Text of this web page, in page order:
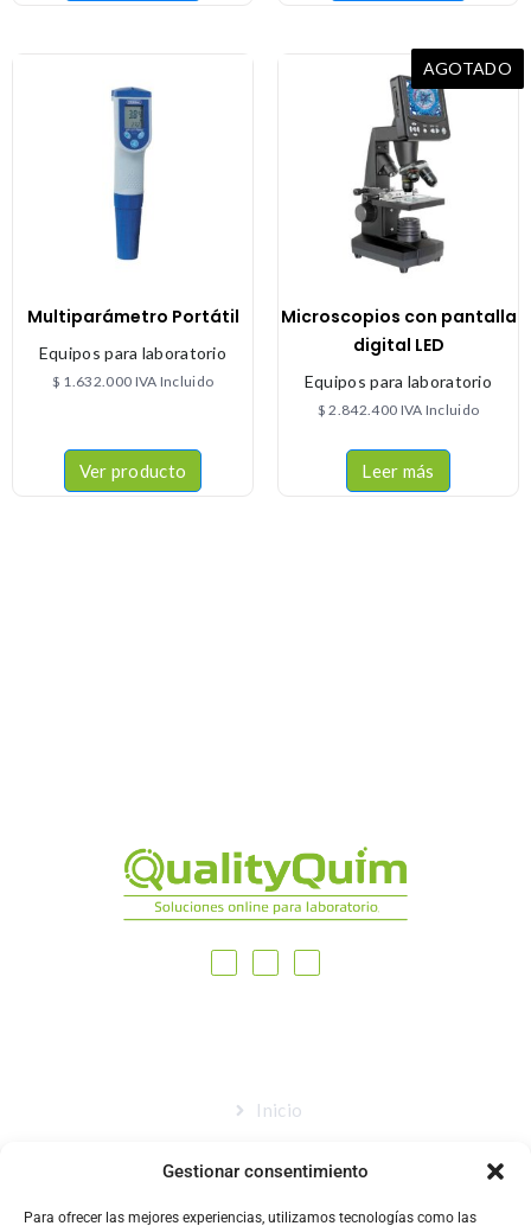
Gestionar consentimiento
Para ofrecer las mejores experiencias, utilizamos tecnologías como las
Multiparámetro Portátil
Equipos para laboratorio
$ 1.632.000 IVA Incluido
Ver producto
AGOTADO
Microscopios con pantalla
digital LED
Equipos para laboratorio
$ 2.842.400 IVA Incluido
Leer más
Inicio